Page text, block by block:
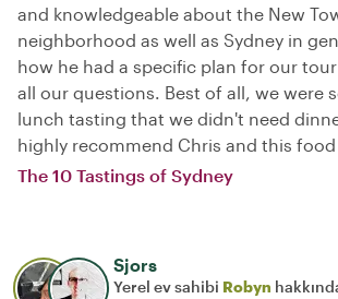
and knowledgeable about the New
neighborhood as well as Sydney in
how he had a specific plan for our
all our questions. Best of all, we were
lunch tasting that we didn't need
highly recommend Chris and this
The 10 Tastings of Sydney
Sjors
Yerel ev sahibi Robyn